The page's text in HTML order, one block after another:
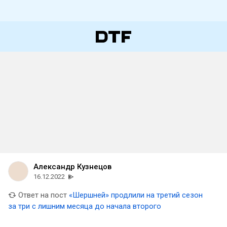
Александр Кузнецов
16.12.2022
Ответ на пост «Шершней» продлили на третий сезон
за три с лишним месяца до начала второго